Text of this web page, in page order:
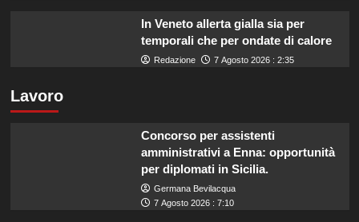
In Veneto allerta gialla sia per
temporali che per ondate di calore
Redazione 7 Agosto 2026 : 2:35
Lavoro
Concorso per assistenti
amministrativi a Enna: opportunità
per diplomati in Sicilia.
Germana Bevilacqua
7 Agosto 2026 : 7:10